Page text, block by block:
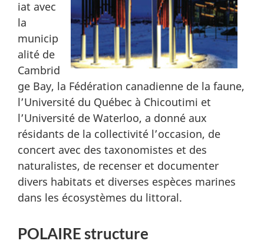
iat avec
la
municip
alité de
Cambrid
ge Bay, la Fédération canadienne de la faune,
l’Université du Québec à Chicoutimi et
l’Université de Waterloo, a donné aux
résidants de la collectivité l’occasion, de
concert avec des taxonomistes et des
naturalistes, de recenser et documenter
divers habitats et diverses espèces marines
dans les écosystèmes du littoral.
POLAIRE structure